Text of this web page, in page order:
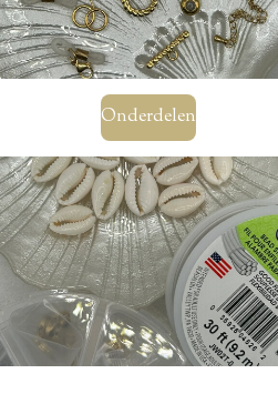
Onderdelen